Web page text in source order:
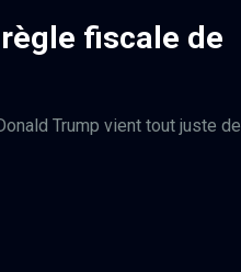
fiscale de
Trump vient tout juste de